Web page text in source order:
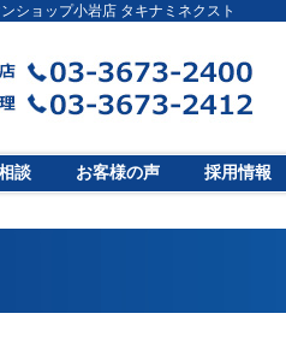
ショップ小岩店 タキナミネクスト
談 お客様の声 採用情報